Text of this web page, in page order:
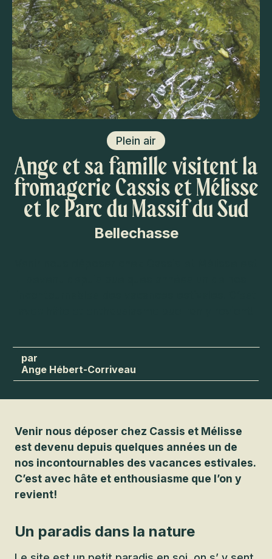
Plein air
Ange et sa famille visitent la
fromagerie Cassis et Mélisse
et le Parc du Massif du Sud
Bellechasse
Ange Hébert-Corriveau
Venir nous déposer chez Cassis et Mélisse
est devenu depuis quelques années un de
nos incontournables des vacances estivales.
C’est avec hâte et enthousiasme que l’on y
revient!
Un paradis dans la nature